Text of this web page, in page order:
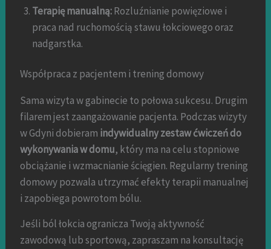
Terapię manualną:Rozluźnianie powięziowe i
praca nad ruchomością stawu łokciowego oraz
nadgarstka.
Współpraca z pacjentem i trening domowy
Sama wizyta w gabinecie to połowa sukcesu. Drugim
filarem jest zaangażowanie pacjenta. Podczas wizyty
w Gdyni dobieram indywidualny zestaw ćwiczeń do
wykonywania w domu, który ma na celu stopniowe
obciążanie i wzmacnianie ścięgien. Regularny trening
domowy pozwala utrzymać efekty terapii manualnej
i zapobiega powrotom bólu.
Jeśli ból łokcia ogranicza Twoją aktywność
zawodową lub sportową, zapraszam na konsultację